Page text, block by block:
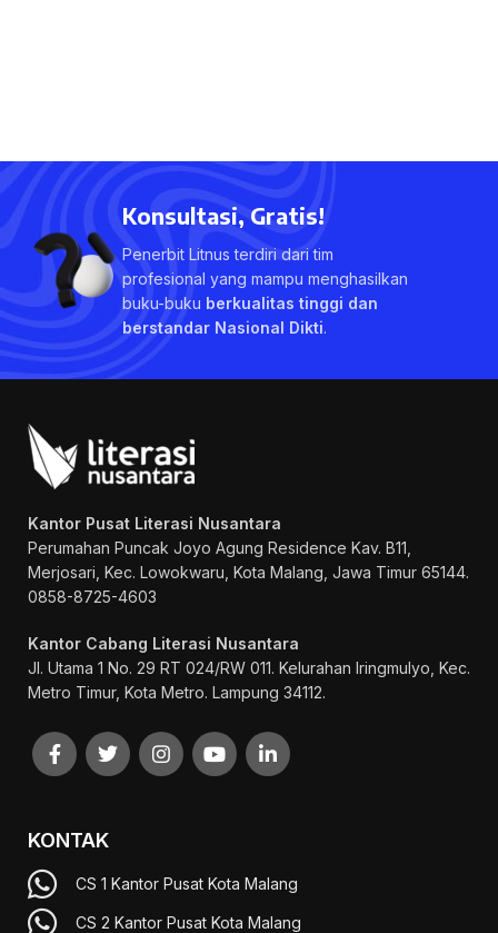
Konsultasi, Gratis!
Penerbit Litnus terdiri dari tim
profesional yang mampu menghasilkan
buku-buku berkualitas tinggi dan
berstandar Nasional Dikti.
Kantor Pusat Literasi Nusantara
Perumahan Puncak Joyo Agung Residence Kav. B11,
Merjosari, Kec. Lowokwaru, Kota Malang, Jawa Timur 65144.
0858-8725-4603
Kantor Cabang Literasi Nusantara
Jl. Utama 1 No. 29 RT 024/RW 011. Kelurahan Iringmulyo, Kec.
Metro Timur, Kota Metro. Lampung 34112.
KONTAK
CS 1 Kantor Pusat Kota Malang
CS 2 Kantor Pusat Kota Malang